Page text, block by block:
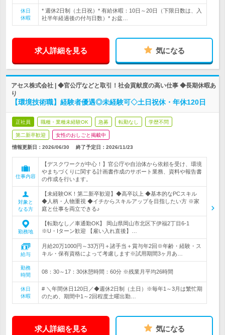
休日
休暇
* 週休2日制（土日祝）* 有給休暇：10日～20日（下限日数は、入
社半年経過後の付与日数）* お盆…
求人詳細を見る 気になる
アセス株式会社 | ◆官公庁などと取引！社会貢献度の高い仕事 ◆長期休暇あ
り
【環境技術職】経験者優遇◎未経験可◇土日祝休・年休120日
正社員 職種・業種未経験OK 急募 転勤なし 学歴不問
第二新卒歓迎 女性のおしごと掲載中
情報更新日：2026/06/30 終了予定日： 2026/11/23
仕事内容
【デスクワークが中心！】官公庁や自治体から依頼を受け、環境
やまちづくりに関する計画書作成のサポート業務、資料や報告書
の作成を行います。
対象と
なる方
【未経験OK！第二新卒歓迎】◆高卒以上 ◆基本的なPCスキル
◆人柄・人物重視 ◆イチからスキルアップを目指したい方 ※家
庭と仕事を両立できる♪
勤務地
【転勤なし／車通勤OK】 岡山県岡山市北区下伊福2丁目6-1
※U・Iターン歓迎 【雇い入れ直後】…
給与
月給20万1000円～33万円＋諸手当＋賞与年2回※年齢・経験・ス
キル・保有資格によって考慮します※試用期間3ヶ月あ…
勤務
時間
08：30～17：30休憩時間：60分 ※残業月平均26時間
休日
休暇
# ＼年間休日120日／◆週休2日制（土日）※毎年1～3月は繁忙期
のため、期間中1～2回程度土曜出勤…
求人詳細を見る 気になる